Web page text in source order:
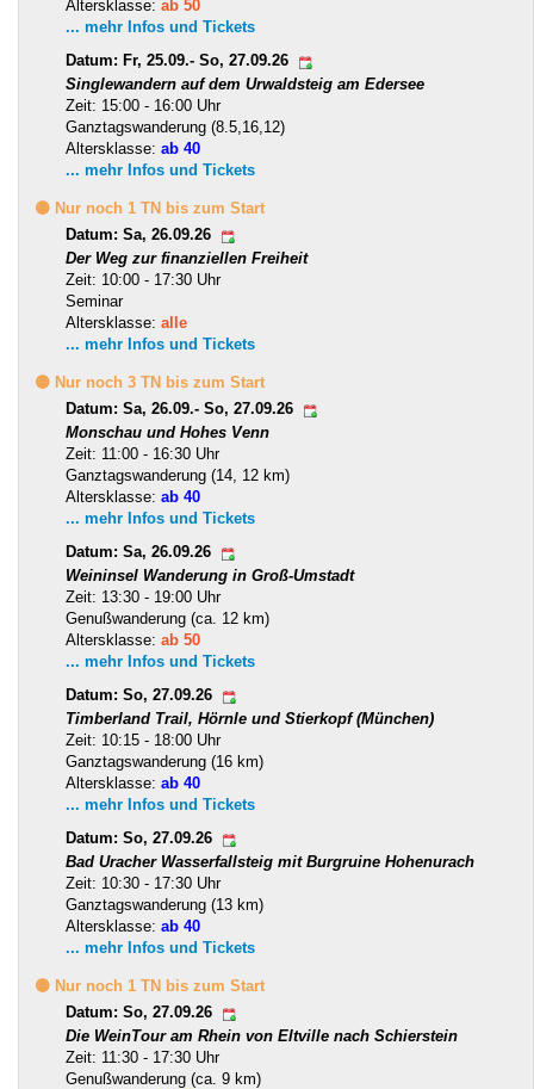
Altersklasse: ab 50
... mehr Infos und Tickets
Datum: Fr, 25.09.- So, 27.09.26
Singlewandern auf dem Urwaldsteig am Edersee
Zeit: 15:00 - 16:00 Uhr
Ganztagswanderung (8.5,16,12)
Altersklasse: ab 40
... mehr Infos und Tickets
🟡 Nur noch 1 TN bis zum Start
Datum: Sa, 26.09.26
Der Weg zur finanziellen Freiheit
Zeit: 10:00 - 17:30 Uhr
Seminar
Altersklasse: alle
... mehr Infos und Tickets
🟡 Nur noch 3 TN bis zum Start
Datum: Sa, 26.09.- So, 27.09.26
Monschau und Hohes Venn
Zeit: 11:00 - 16:30 Uhr
Ganztagswanderung (14, 12 km)
Altersklasse: ab 40
... mehr Infos und Tickets
Datum: Sa, 26.09.26
Weininsel Wanderung in Groß-Umstadt
Zeit: 13:30 - 19:00 Uhr
Genußwanderung (ca. 12 km)
Altersklasse: ab 50
... mehr Infos und Tickets
Datum: So, 27.09.26
Timberland Trail, Hörnle und Stierkopf (München)
Zeit: 10:15 - 18:00 Uhr
Ganztagswanderung (16 km)
Altersklasse: ab 40
... mehr Infos und Tickets
Datum: So, 27.09.26
Bad Uracher Wasserfallsteig mit Burgruine Hohenurach
Zeit: 10:30 - 17:30 Uhr
Ganztagswanderung (13 km)
Altersklasse: ab 40
... mehr Infos und Tickets
🟡 Nur noch 1 TN bis zum Start
Datum: So, 27.09.26
Die WeinTour am Rhein von Eltville nach Schierstein
Zeit: 11:30 - 17:30 Uhr
Genußwanderung (ca. 9 km)